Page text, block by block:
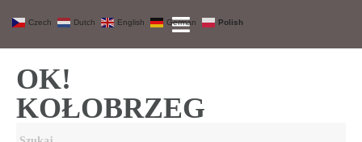
OK!
KOŁOBRZEG
Czech Dutch English German Polish